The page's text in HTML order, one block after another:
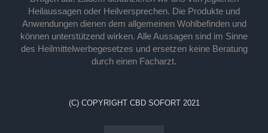
Heilaussagen oder Heilversprechen. Die Produkte und
Anwendungen dienen dem allgemeinen Wohlbefinden und
können unterstützend wirken. Alle Aussagen sind im Sinne
des Heilmittelwerbegesetzes und ersetzen keine Beratung
durch einen Facharzt.
(C) COPYRIGHT CBD SOFORT 2021